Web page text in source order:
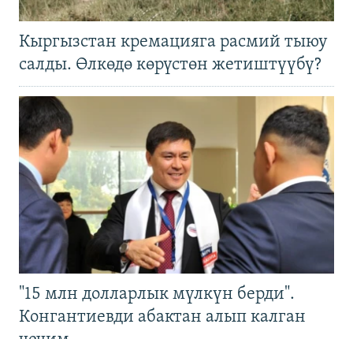
Кыргызстан кремацияга расмий тыюу
салды. Өлкөдө көрүстөн жетиштүүбү?
"15 млн долларлык мүлкүн берди".
Конгантиевди абактан алып калган